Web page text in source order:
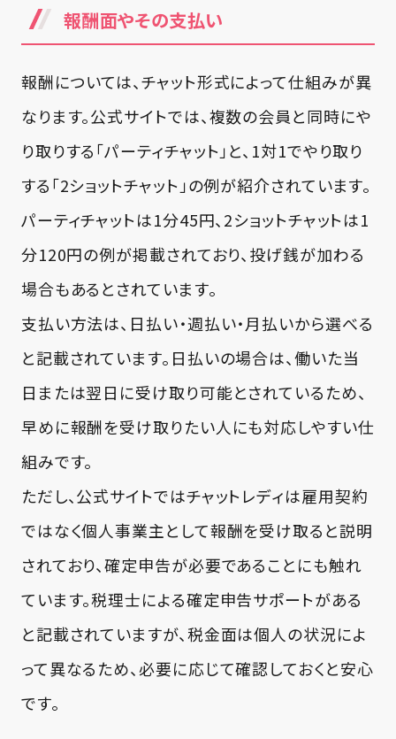
報酬面やその支払い
報酬については、チャット形式によって仕組みが異
なります。公式サイトでは、複数の会員と同時にや
り取りする「パーティチャット」と、1対1でやり取り
する「2ショットチャット」の例が紹介されています。
パーティチャットは1分45円、2ショットチャットは1
分120円の例が掲載されており、投げ銭が加わる
場合もあるとされています。
支払い方法は、日払い・週払い・月払いから選べる
と記載されています。日払いの場合は、働いた当
日または翌日に受け取り可能とされているため、
早めに報酬を受け取りたい人にも対応しやすい仕
組みです。
ただし、公式サイトではチャットレディは雇用契約
ではなく個人事業主として報酬を受け取ると説明
されており、確定申告が必要であることにも触れ
ています。税理士による確定申告サポートがある
と記載されていますが、税金面は個人の状況によ
って異なるため、必要に応じて確認しておくと安心
です。